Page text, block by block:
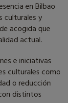
en Bilbao
culturales y
acogida que
actual.
e iniciativas
culturales como
o reducción
distintos